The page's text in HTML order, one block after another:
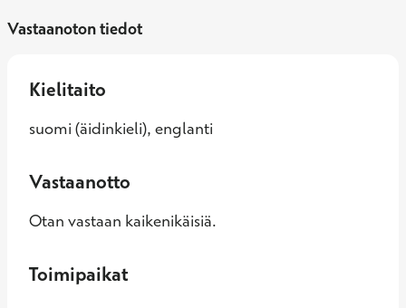
Vastaanoton tiedot
Kielitaito
suomi (äidinkieli), englanti
Vastaanotto
Otan vastaan kaikenikäisiä.
Toimipaikat